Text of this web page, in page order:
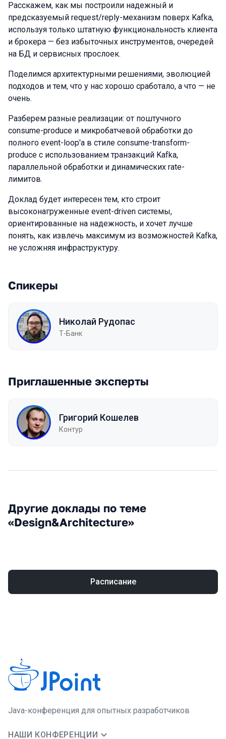
Расскажем, как мы построили надежный и
предсказуемый request/reply-механизм поверх Kafka,
используя только штатную функциональность клиента
и брокера — без избыточных инструментов, очередей
на БД и сервисных прослоек.
Поделимся архитектурными решениями, эволюцией
подходов и тем, что у нас хорошо сработало, а что — не
очень.
Разберем разные реализации: от поштучного
consume-produce и микробатчевой обработки до
полного event-loop'а в стиле consume-transform-
produce с использованием транзакций Kafka,
параллельной обработки и динамических rate-
лимитов.
Доклад будет интересен тем, кто строит
высоконагруженные event-driven системы,
ориентированные на надежность, и хочет лучше
понять, как извлечь максимум из возможностей Kafka,
не усложняя инфраструктуру.
Спикеры
Николай Рудопас
Т-Банк
Приглашенные эксперты
Григорий Кошелев
Контур
Другие доклады по теме
«Design&Architecture»
Расписание
Java-конференция для опытных разработчиков
НАШИ КОНФЕРЕНЦИИ